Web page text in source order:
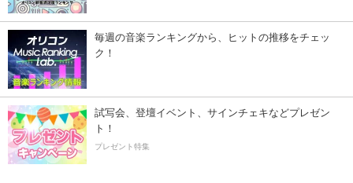
毎週の音楽ランキングから、ヒットの推移をチェッ
ク！
試写会、登壇イベント、サインチェキなどプレゼン
ト！
プレゼント特集